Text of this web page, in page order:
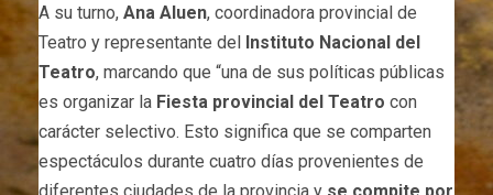
A su turno, Ana Aluen, coordinadora provincial de
Teatro y representante del Instituto Nacional del
Teatro, marcando que “una de sus políticas públicas
es organizar la Fiesta provincial del Teatro con
carácter selectivo. Esto significa que se comparten
espectáculos durante cuatro días provenientes de